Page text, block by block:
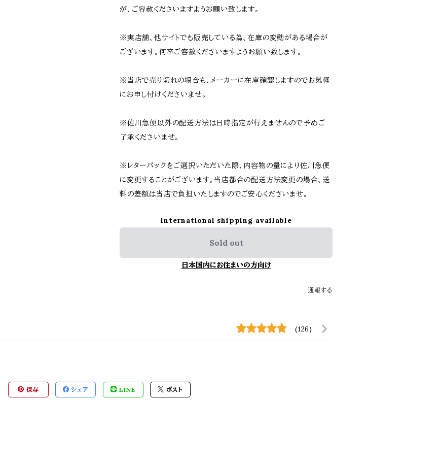
が、ご容赦くださいますようお願い致します。
※実店舗、他サイトでも販売している為、在庫の変動がある場合が
ございます。何卒ご容赦くださいますようお願い致します。
※当店で売り切れの場合も、メーカーに在庫確認しますのでお気軽
にお申し付けくださいませ。
※佐川急便以外の配送方法は日時指定が行えませんので予めご
了承くださいませ。
※レターパックをご選択いただいた際、内容物の量により佐川急便
に変更することがございます。当店都合の配送方法変更の場合、送
料の差額は当店で負担いたしますのでご安心くださいませ。
International shipping available
Sold out
日本国内にお住まいの方向け
通報する
(126)
保存 シェア LINE ポスト